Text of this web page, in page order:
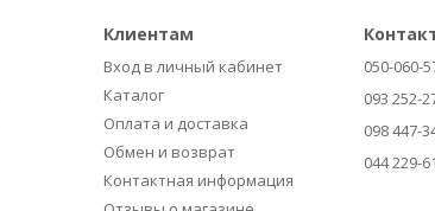
Клиентам
Вход в личный кабинет
Каталог
Оплата и доставка
Обмен и возврат
Контактная информация
050-060-
093 252-
098 447-
044 229-